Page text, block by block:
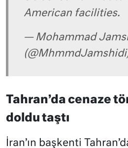
American facilities.
— Mohammad
Tahran’da cenaze
doldu taştı
İran’ın başkenti